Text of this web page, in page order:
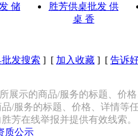
储
胜芳供桌批发 供
桌 香
发搜索 ] [ 加入收藏 ] [ 告诉
示的商品/服务的标题、价
/服务的标题、价格、详情
芳在线举报并提供有效线索。
质公示